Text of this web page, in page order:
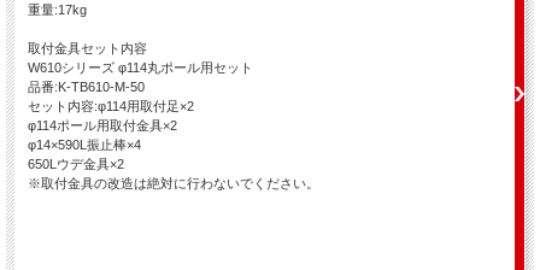
重量:17kg
取付金具セット内容
W610シリーズ φ114丸ポール用セット
品番:K-TB610-M-50
セット内容:φ114用取付足×2
φ114ポール用取付金具×2
φ14×590L振止棒×4
650Lウデ金具×2
※取付金具の改造は絶対に行わないでください。